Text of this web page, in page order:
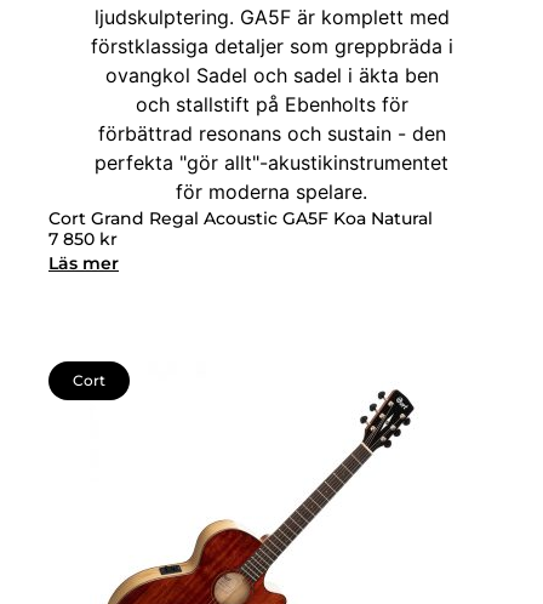
Cort Grand Regal Acoustic GA5F Koa Natural
7 850 kr
Läs mer
Cort